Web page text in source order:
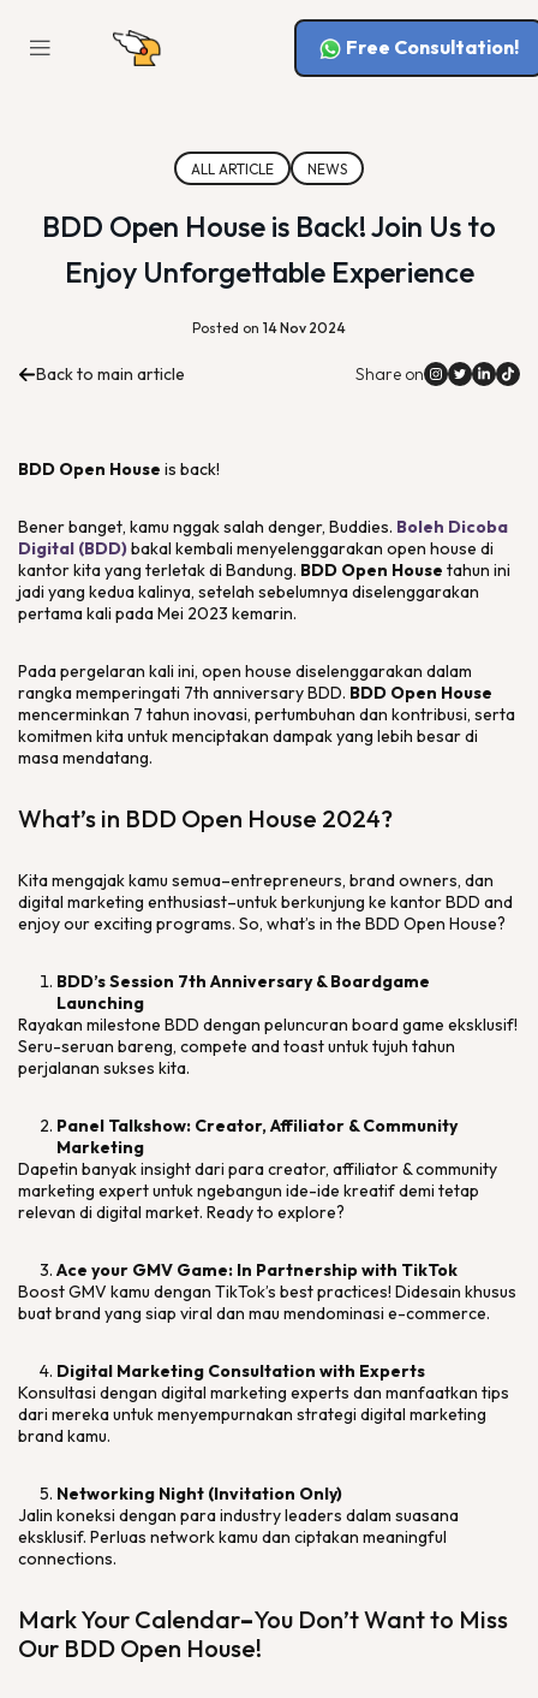
Free Consultation!
ALL ARTICLE NEWS
BDD Open House is Back! Join Us to
Enjoy Unforgettable Experience
Posted on 14 Nov 2024
Back to main article Share on
BDD Open House is back!
Bener banget, kamu nggak salah denger, Buddies. Boleh Dicoba
Digital (BDD)bakal kembali menyelenggarakan open house di
kantor kita yang terletak di Bandung. BDD Open House tahun ini
jadi yang kedua kalinya, setelah sebelumnya diselenggarakan
pertama kali pada Mei 2023 kemarin.
Pada pergelaran kali ini, open house diselenggarakan dalam
rangka memperingati 7th anniversaryBDD. BDD Open House
mencerminkan 7 tahun inovasi, pertumbuhan dan kontribusi, serta
komitmen kita untuk menciptakan dampak yang lebih besar di
masa mendatang.
What’s in BDD Open House 2024?
Kita mengajak kamu semua–entrepreneurs, brand owners, dan
digital marketing enthusiast–untuk berkunjung ke kantor BDD and
enjoy our exciting programs. So, what’s in the BDD Open House?
BDD’s Session 7th Anniversary & Boardgame
Launching
Rayakan milestone BDD dengan peluncuran board game eksklusif!
Seru-seruan bareng, compete andtoastuntuk tujuh tahun
perjalanan sukses kita.
Panel Talkshow: Creator, Affiliator & Community
Marketing
Dapetin banyakinsightdari paracreator, affiliator & community
marketing expertuntuk ngebangun ide-ide kreatif demi tetap
relevan di digital market. Ready to explore?
Ace your GMV Game: In Partnership with TikTok
BoostGMV kamu dengan TikTok’s best practices! Didesain khusus
buatbrandyang siap viral dan mau mendominasi e-commerce.
Digital Marketing Consultation with Experts
Konsultasi dengan digital marketing experts dan manfaatkan tips
dari mereka untuk menyempurnakan strategi digital marketing
brandkamu.
Networking Night (Invitation Only)
Jalin koneksi dengan paraindustry leaders dalam suasana
eksklusif. Perluas networkkamu dan ciptakan meaningful
connections.
Mark Your Calendar–You Don’t Want to Miss
Our BDD Open House!